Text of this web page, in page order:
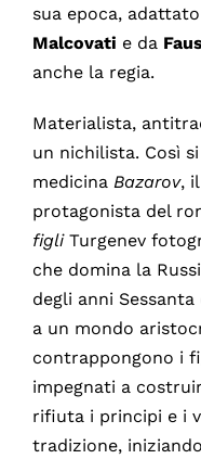
sua epoca,
Malcovati e da
anche la regia.
Materialista,
un nichilista. Così
medicina Bazarov,
protagonista del
figli Turgenev
che domina la
degli anni
a un mondo
contrappongono i
impegnati a
rifiuta i principi e i
tradizione,